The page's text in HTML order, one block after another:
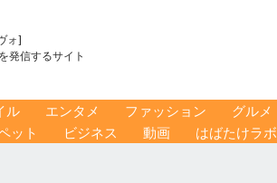
ォ]
発信するサイト
ル エンタメ ファッション グルメ
ット ビジネス 動画 はばたけラボ